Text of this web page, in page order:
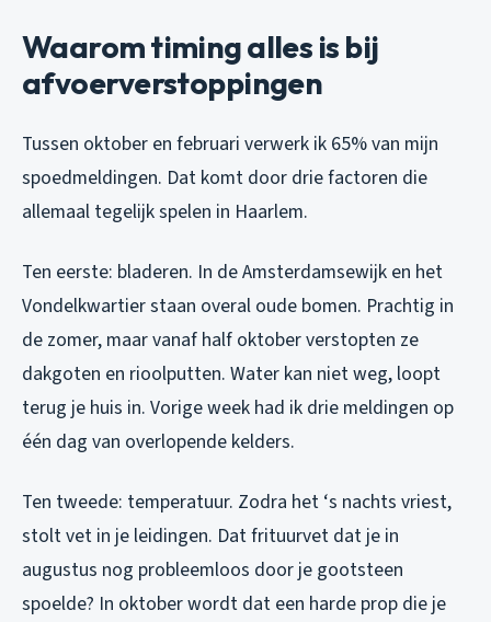
Waarom timing alles is bij
afvoerverstoppingen
Tussen oktober en februari verwerk ik 65% van mijn
spoedmeldingen. Dat komt door drie factoren die
allemaal tegelijk spelen in Haarlem.
Ten eerste: bladeren. In de Amsterdamsewijk en het
Vondelkwartier staan overal oude bomen. Prachtig in
de zomer, maar vanaf half oktober verstopten ze
dakgoten en rioolputten. Water kan niet weg, loopt
terug je huis in. Vorige week had ik drie meldingen op
één dag van overlopende kelders.
Ten tweede: temperatuur. Zodra het ‘s nachts vriest,
stolt vet in je leidingen. Dat frituurvet dat je in
augustus nog probleemloos door je gootsteen
spoelde? In oktober wordt dat een harde prop die je